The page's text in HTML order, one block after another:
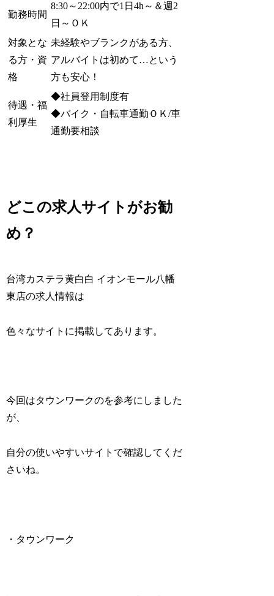
勤務時間
8:30～22:00内で1日4h～＆週2
日～ＯＫ
対象とな
る方・資
格
未経験やブランクがある方、
アルバイトは初めて…という
方も安心！
待遇・福
利厚生
◆社員登用制度有
◆バイク・自転車通勤ＯＫ/車
通勤要相談
どこの求人サイトがお勧
め？
台湾カステラ黄白白 イオンモール八幡
東店の求人情報は
色々なサイトに掲載してあります。
今回はタウンワークのを参考にしました
が、
自分の使いやすいサイトで確認してくだ
さいね。
・タウンワーク